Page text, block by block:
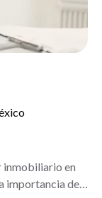
inmobiliario en
importancia de…